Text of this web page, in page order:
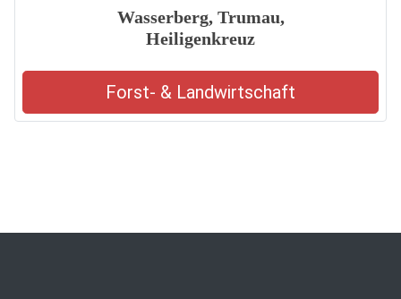
Wasserberg, Trumau,
Heiligenkreuz
Forst- & Landwirtschaft